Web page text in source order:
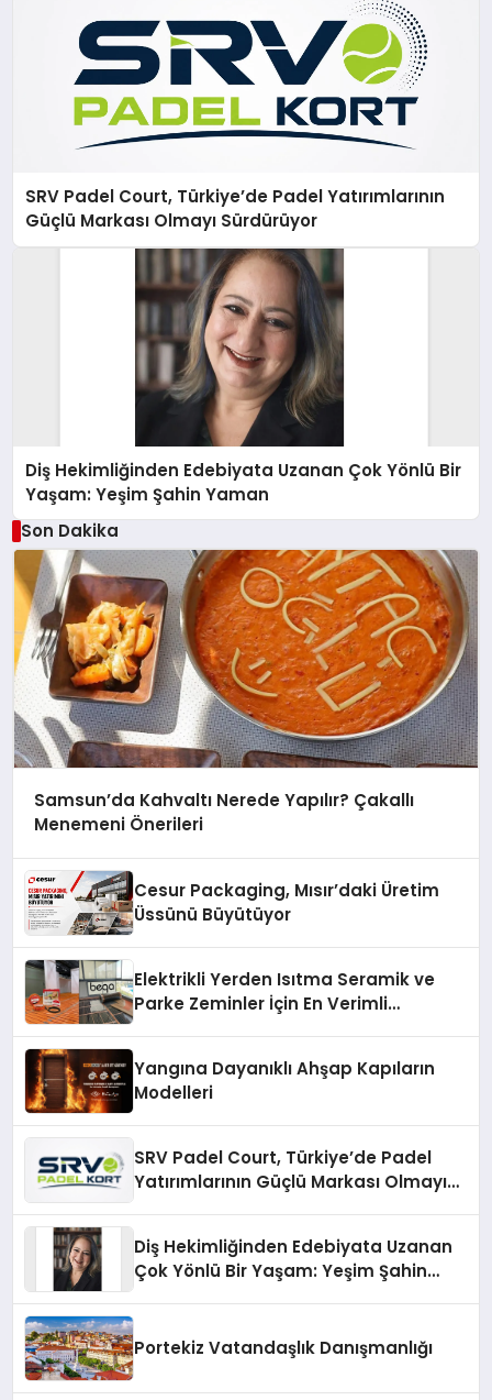
SRV Padel Court, Türkiye’de Padel Yatırımlarının
Güçlü Markası Olmayı Sürdürüyor
Diş Hekimliğinden Edebiyata Uzanan Çok Yönlü Bir
Yaşam: Yeşim Şahin Yaman
Son Dakika
Samsun’da Kahvaltı Nerede Yapılır? Çakallı
Menemeni Önerileri
Cesur Packaging, Mısır’daki Üretim
Üssünü Büyütüyor
Elektrikli Yerden Isıtma Seramik ve
Parke Zeminler İçin En Verimli
Yangına Dayanıklı Ahşap Kapıların
Modelleri
SRV Padel Court, Türkiye’de Padel
Yatırımlarının Güçlü Markası Olmayı
Diş Hekimliğinden Edebiyata Uzanan
Çok Yönlü Bir Yaşam: Yeşim Şahin
Portekiz Vatandaşlık Danışmanlığı